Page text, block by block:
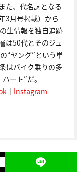
た、代名詞となる
3月号掲載）から
生情報を独自追跡
は50代とそのジュ
“ヤング”という単
はバイク乗りの多
ート”だ。
｜ Instagram